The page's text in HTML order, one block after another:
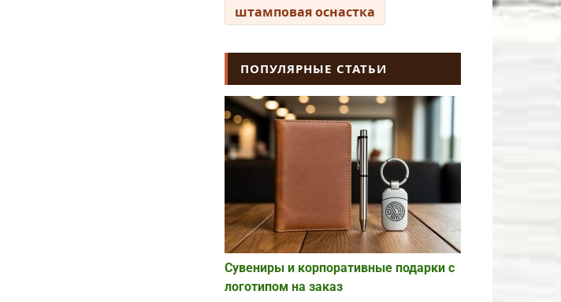
штамповая оснастка
ПОПУЛЯРНЫЕ СТАТЬИ
Сувениры и корпоративные подарки с
логотипом на заказ